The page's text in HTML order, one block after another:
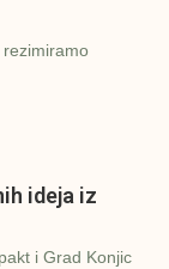
ideja iz
i Grad Konjic